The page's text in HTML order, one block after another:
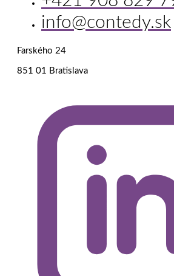
info@contedy.sk
Farského 24
851 01 Bratislava